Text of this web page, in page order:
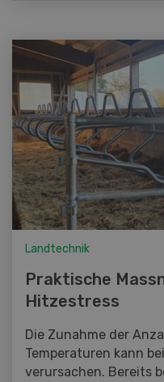
Landtechnik
Praktische
Hitzestress
Die Zunahme der
Temperaturen kann
verursachen. Bereits